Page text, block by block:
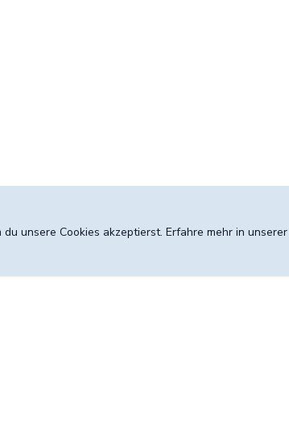
unsere Cookies akzeptierst. Erfahre mehr in unserer